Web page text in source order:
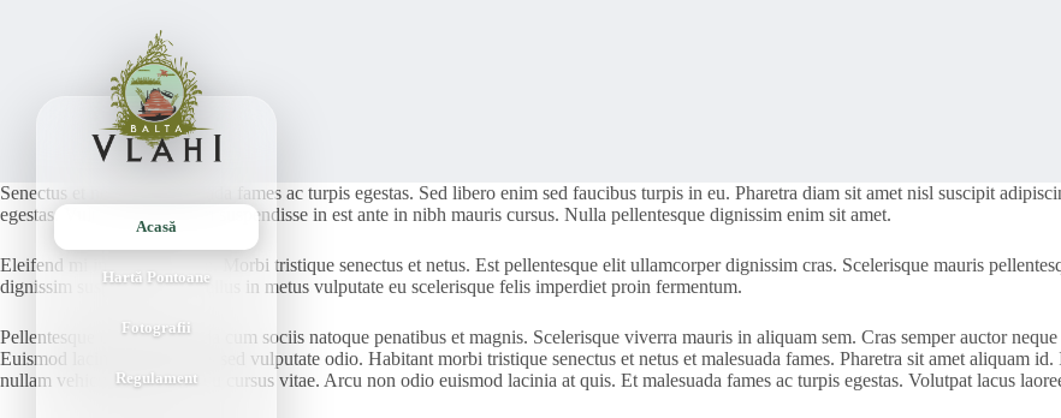
Acasă
Hartă Pontoane
Fotografii
Regulament
Senectus et netus et malesuada fames ac turpis egestas. Sed libero enim sed faucibus turpis in eu. Pharetra diam sit amet nisl suscipit
egestas. Vulputate dignissim suspendisse in est ante in nibh mauris cursus. Nulla pellentesque dignissim enim sit amet.
Eleifend mi in nulla posuere. Morbi tristique senectus et netus. Est pellentesque elit ullamcorper dignissim cras. Scelerisque mauris
dignissim suspendisse in. Tellus in metus vulputate eu scelerisque felis imperdiet proin fermentum.
Pellentesque elit eget gravida cum sociis natoque penatibus et magnis. Scelerisque viverra mauris in aliquam sem. Cras semper auctor
Euismod lacinia at quis risus sed vulputate odio. Habitant morbi tristique senectus et netus et malesuada fames. Pharetra sit amet aliquam
nullam vehicula ipsum a arcu cursus vitae. Arcu non odio euismod lacinia at quis. Et malesuada fames ac turpis egestas. Volutpat lacus